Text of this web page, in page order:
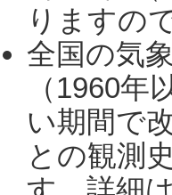
りますの
全国の気
（1960
い期間で
との観測